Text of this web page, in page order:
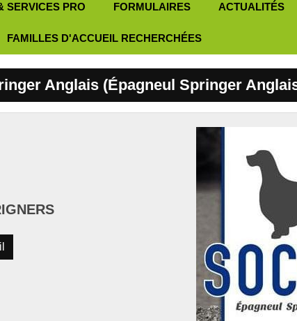
SERVICES PRO FORMULAIRES ACTUALITÉS
FAMILLES D'ACCUEIL RECHERCHÉES
Anglais (Épagneul Springer